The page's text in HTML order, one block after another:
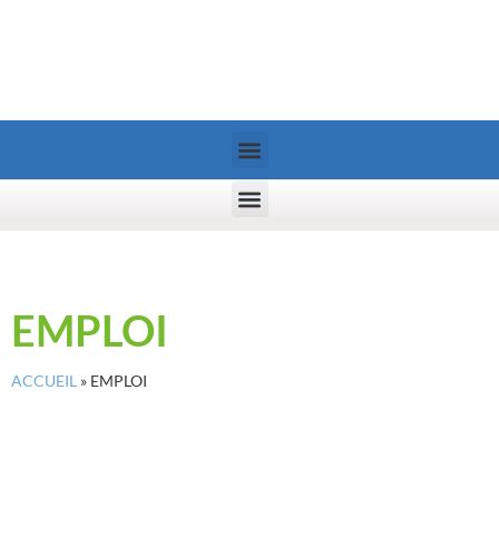
EMPLOI
ACCUEIL » EMPLOI